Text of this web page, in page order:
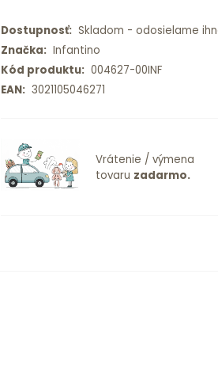
Dostupnosť:Skladom - odosielame
Značka:Infantino
Kód produktu:004627-00INF
EAN:3021105046271
Vrátenie / výmena
tovaru zadarmo.